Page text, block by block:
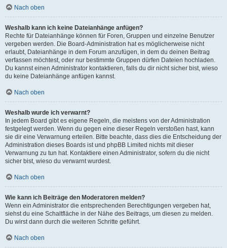
Nach oben
Weshalb kann ich keine Dateianhänge anfügen?
Rechte für Dateianhänge können für Foren, Gruppen und einzelne Benutzer
vergeben werden. Die Board-Administration hat es möglicherweise nicht
erlaubt, Dateianhänge in dem Forum anzufügen, in dem du deinen Beitrag
verfassen möchtest, oder nur bestimmte Gruppen dürfen Dateien hochladen.
Du kannst einen Administrator kontaktieren, falls du dir nicht sicher bist, wieso
du keine Dateianhänge anfügen kannst.
Nach oben
Weshalb wurde ich verwarnt?
In jedem Board gibt es eigene Regeln, die meistens von der Administration
festgelegt werden. Wenn du gegen eine dieser Regeln verstoßen hast, kann
sie dir eine Verwarnung erteilen. Bitte beachte, dass dies die Entscheidung der
Administration dieses Boards ist und phpBB Limited nichts mit dieser
Verwarnung zu tun hat. Kontaktiere einen Administrator, sofern du die nicht
sicher bist, wieso du verwarnt wurdest.
Nach oben
Wie kann ich Beiträge den Moderatoren melden?
Wenn ein Administrator die entsprechenden Berechtigungen vergeben hat,
siehst du eine Schaltfläche in der Nähe des Beitrags, um diesen zu melden.
Du wirst dann durch die weiteren Schritte geführt.
Nach oben